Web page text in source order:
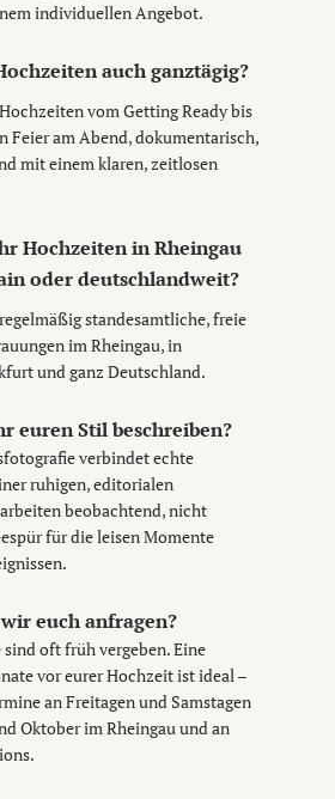
individuellen Angebot.
auch ganztägig?
vom Getting Ready bis
Feier am Abend, dokumentarisch,
mit einem klaren, zeitlosen
Hochzeiten in Rheingau
oder deutschlandweit?
standesamtliche, freie
im Rheingau, in
und ganz Deutschland.
euren Stil beschreiben?
verbindet echte
ruhigen, editorialen
beobachtend, nicht
für die leisen Momente
euch anfragen?
oft früh vergeben. Eine
vor eurer Hochzeit ist ideal –
an Freitagen und Samstagen
Oktober im Rheingau und an